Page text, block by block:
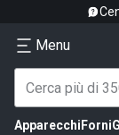
Menu
Apparecchi Forni